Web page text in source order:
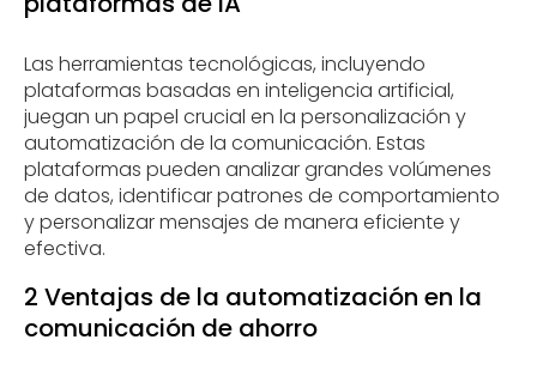
Las herramientas tecnológicas, incluyendo
plataformas basadas en inteligencia artificial,
juegan un papel crucial en la personalización y
automatización de la comunicación. Estas
plataformas pueden analizar grandes volúmenes
de datos, identificar patrones de comportamiento
y personalizar mensajes de manera eficiente y
efectiva.
2 Ventajas de la automatización en la
comunicación de ahorro